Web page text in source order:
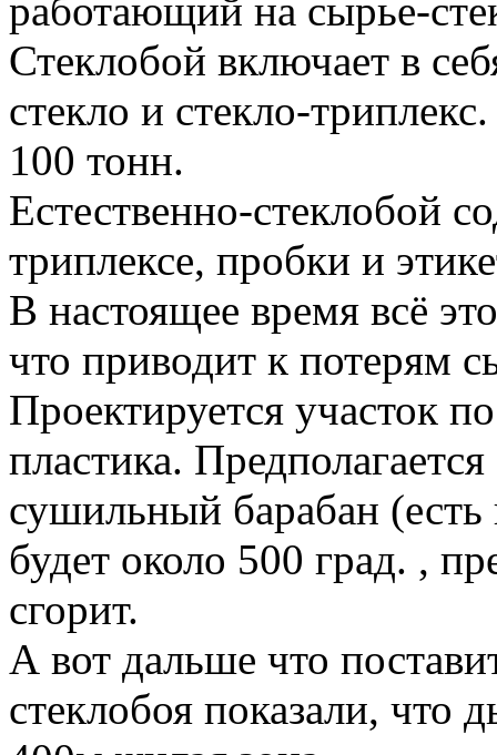
работающий на сырье-
Стеклобой включает в
стекло и стекло-
100 тонн.
Естественно-стеклобой
триплексе, пробки и
В настоящее время всё
что приводит к потерям
Проектируется участок
пластика.
сушильный барабан
будет около 500 град. ,
сгорит.
А вот дальше что
стеклобоя показали, что